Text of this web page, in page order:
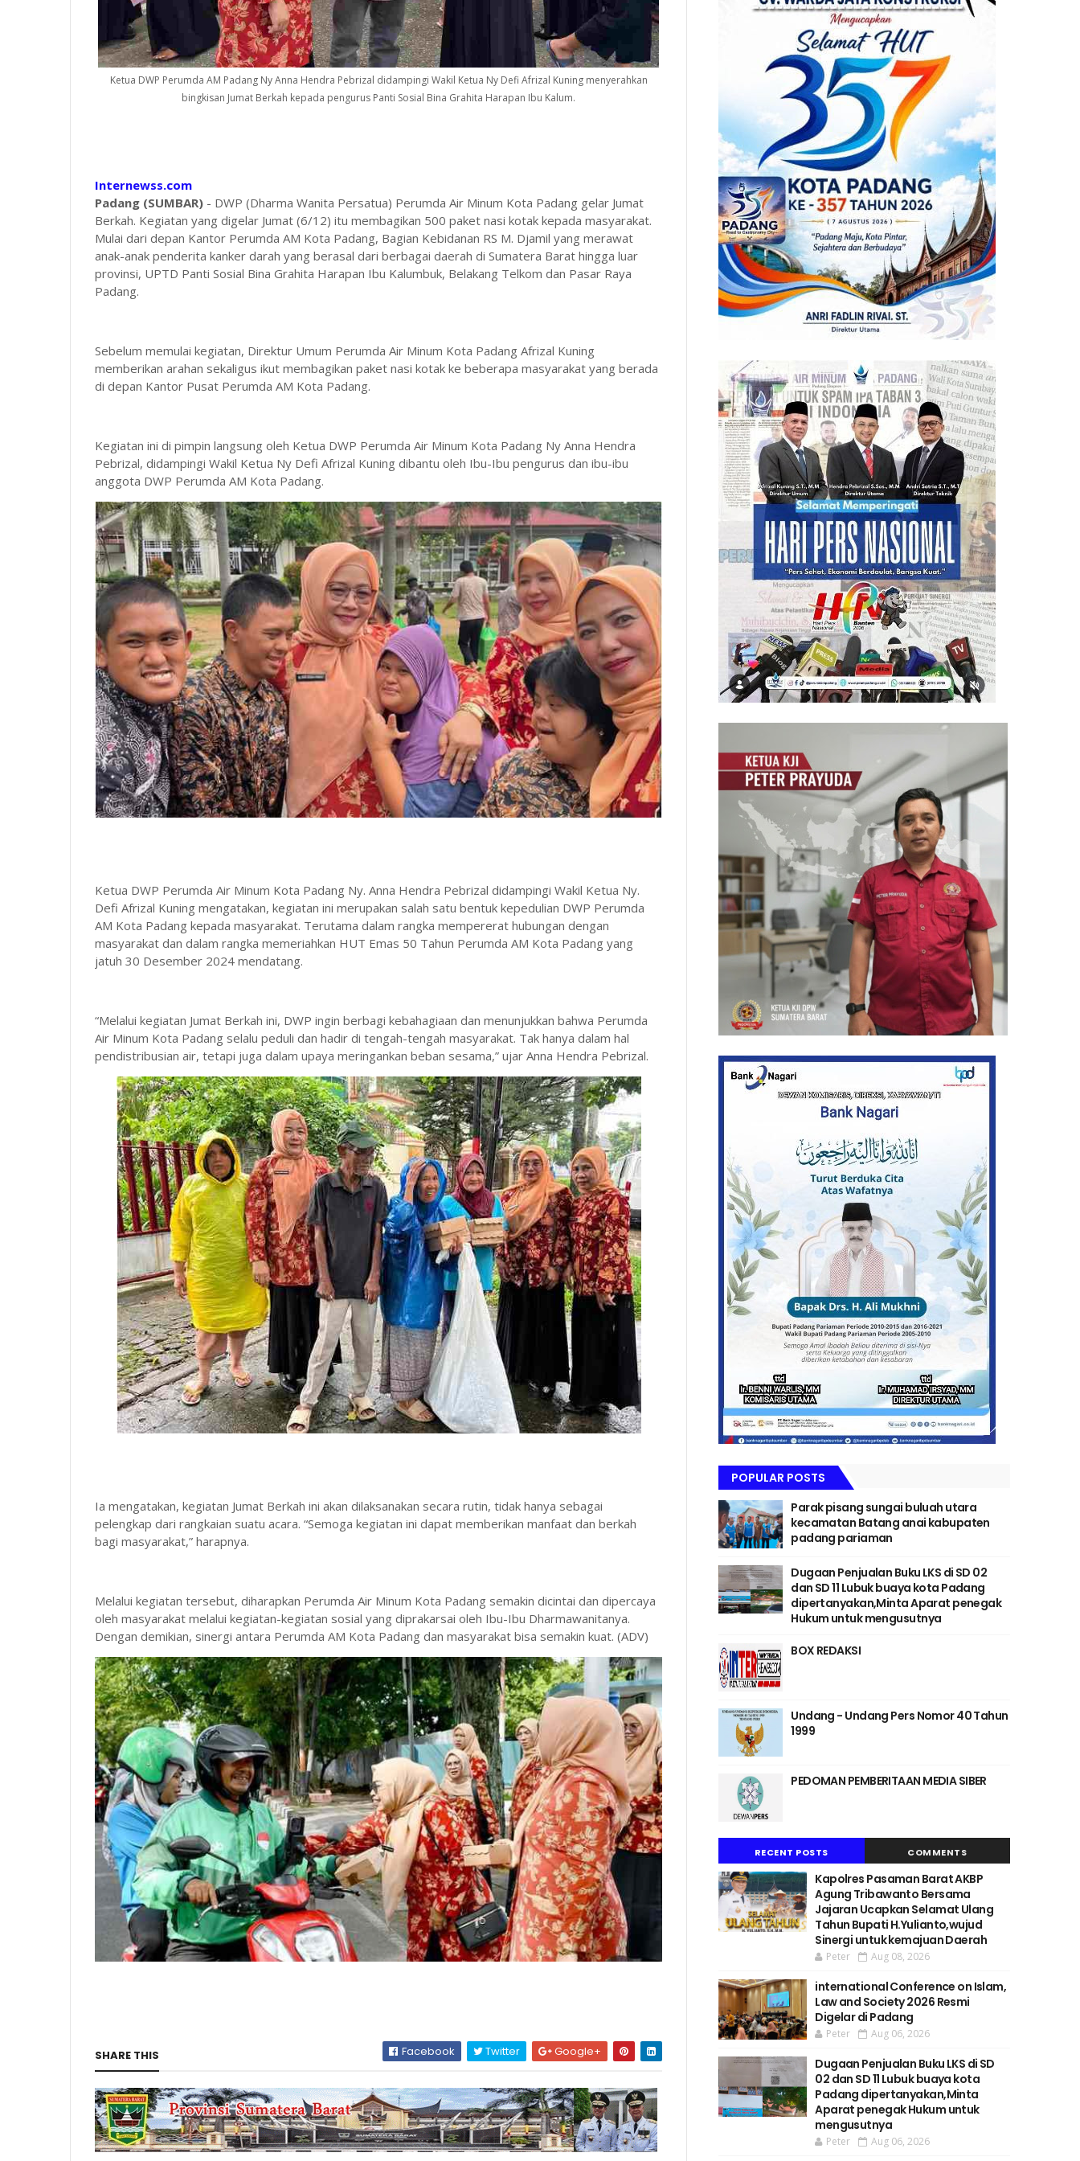
Ketua DWP Perumda AM Padang Ny Anna Hendra Pebrizal didampingi Wakil Ketua Ny Defi Afrizal Kuning menyerahkan
bingkisan Jumat Berkah kepada pengurus Panti Sosial Bina Grahita Harapan Ibu Kalum.
Internewss.com
Padang (SUMBAR) - DWP (Dharma Wanita Persatua) Perumda Air Minum Kota Padang gelar Jumat
Berkah. Kegiatan yang digelar Jumat (6/12) itu membagikan 500 paket nasi kotak kepada masyarakat.
Mulai dari depan Kantor Perumda AM Kota Padang, Bagian Kebidanan RS M. Djamil yang merawat
anak-anak penderita kanker darah yang berasal dari berbagai daerah di Sumatera Barat hingga luar
provinsi, UPTD Panti Sosial Bina Grahita Harapan Ibu Kalumbuk, Belakang Telkom dan Pasar Raya
Padang.
Sebelum memulai kegiatan, Direktur Umum Perumda Air Minum Kota Padang Afrizal Kuning
memberikan arahan sekaligus ikut membagikan paket nasi kotak ke beberapa masyarakat yang berada
di depan Kantor Pusat Perumda AM Kota Padang.
Kegiatan ini di pimpin langsung oleh Ketua DWP Perumda Air Minum Kota Padang Ny Anna Hendra
Pebrizal, didampingi Wakil Ketua Ny Defi Afrizal Kuning dibantu oleh Ibu-Ibu pengurus dan ibu-ibu
anggota DWP Perumda AM Kota Padang.
Ketua DWP Perumda Air Minum Kota Padang Ny. Anna Hendra Pebrizal didampingi Wakil Ketua Ny.
Defi Afrizal Kuning mengatakan, kegiatan ini merupakan salah satu bentuk kepedulian DWP Perumda
AM Kota Padang kepada masyarakat. Terutama dalam rangka mempererat hubungan dengan
masyarakat dan dalam rangka memeriahkan HUT Emas 50 Tahun Perumda AM Kota Padang yang
jatuh 30 Desember 2024 mendatang.
“Melalui kegiatan Jumat Berkah ini, DWP ingin berbagi kebahagiaan dan menunjukkan bahwa Perumda
Air Minum Kota Padang selalu peduli dan hadir di tengah-tengah masyarakat. Tak hanya dalam hal
pendistribusian air, tetapi juga dalam upaya meringankan beban sesama,” ujar Anna Hendra Pebrizal.
Ia mengatakan, kegiatan Jumat Berkah ini akan dilaksanakan secara rutin, tidak hanya sebagai
pelengkap dari rangkaian suatu acara. “Semoga kegiatan ini dapat memberikan manfaat dan berkah
bagi masyarakat,” harapnya.
Melalui kegiatan tersebut, diharapkan Perumda Air Minum Kota Padang semakin dicintai dan dipercaya
oleh masyarakat melalui kegiatan-kegiatan sosial yang diprakarsai oleh Ibu-Ibu Dharmawanitanya.
Dengan demikian, sinergi antara Perumda AM Kota Padang dan masyarakat bisa semakin kuat. (ADV)
SHARE THIS Facebook Twitter Google+
POPULAR POSTS
Parak pisang sungai buluah utara
kecamatan Batang anai kabupaten
padang pariaman
Dugaan Penjualan Buku LKS di SD 02
dan SD 11 Lubuk buaya kota Padang
dipertanyakan,Minta Aparat penegak
Hukum untuk mengusutnya
BOX REDAKSI
Undang - Undang Pers Nomor 40 Tahun
1999
PEDOMAN PEMBERITAAN MEDIA SIBER
RECENT POSTS COMMENTS
Kapolres Pasaman Barat AKBP
Agung Tribawanto Bersama
Jajaran Ucapkan Selamat Ulang
Tahun Bupati H.Yulianto,wujud
Sinergi untuk kemajuan Daerah
Peter Aug 08, 2026
international Conference on Islam,
Law and Society 2026 Resmi
Digelar di Padang
Peter Aug 06, 2026
Dugaan Penjualan Buku LKS di SD
02 dan SD 11 Lubuk buaya kota
Padang dipertanyakan,Minta
Aparat penegak Hukum untuk
mengusutnya
Peter Aug 06, 2026